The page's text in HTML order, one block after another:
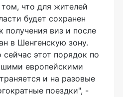
что для жителей
будет сохранен
получения виз и после
в Шенгенскую зону.
сейчас этот порядок по
европейскими
и на разовые
поездки", -